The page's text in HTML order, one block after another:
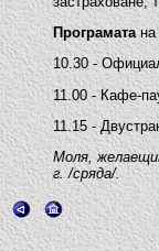
Програмата
10.30 -
11.00 - Кафе-
11.15 -
Моля,
г. /сряда/.